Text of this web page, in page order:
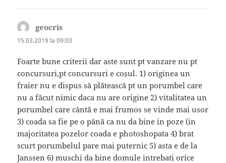
geocris
15.03.2019 la 09:03
Foarte bune criterii dar aste sunt pt vanzare nu pt
concursuri,pt concursuri e coșul. 1) originea un
fraier nu e dispus să plătească pt un porumbel care
nu a făcut nimic daca nu are origine 2) vitalitatea un
porumbel care cântă e mai frumos se vinde mai usor
3) coada sa fie pe o până ca nu da bine in poze (in
majoritatea pozelor coada e photoshopata 4) brat
scurt porumbelul pare mai puternic 5) asta e de la
Janssen 6) muschi da bine domule intrebati orice